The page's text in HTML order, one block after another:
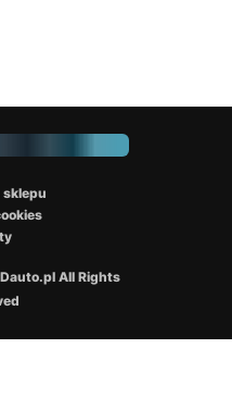
All Rights
sklepu